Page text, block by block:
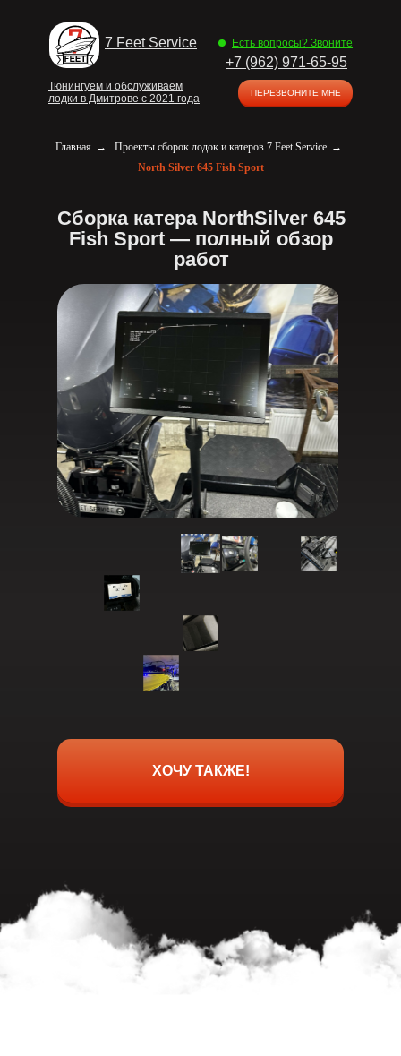
ПЕРЕЗВОНИТЕ МНЕ
7 Feet Service
Тюнингуем и обслуживаем
лодки в Дмитрове с 2021 года
+7 (962) 971-65-95
Есть вопросы? Звоните
Главная → Проекты сборок лодок и катеров 7 Feet Service →
North Silver 645 Fish Sport
Сборка катера NorthSilver 645
Fish Sport — полный обзор
работ
ХОЧУ ТАКЖЕ!